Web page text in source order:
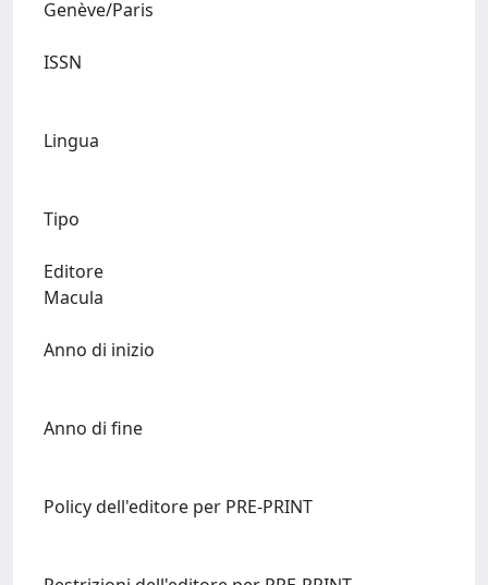
ISSN
Lingua
Tipo
Editore
Anno di inizio
Anno di fine
Policy dell'editore per PRE-PRINT